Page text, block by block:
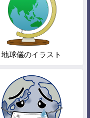
地球儀のイラスト